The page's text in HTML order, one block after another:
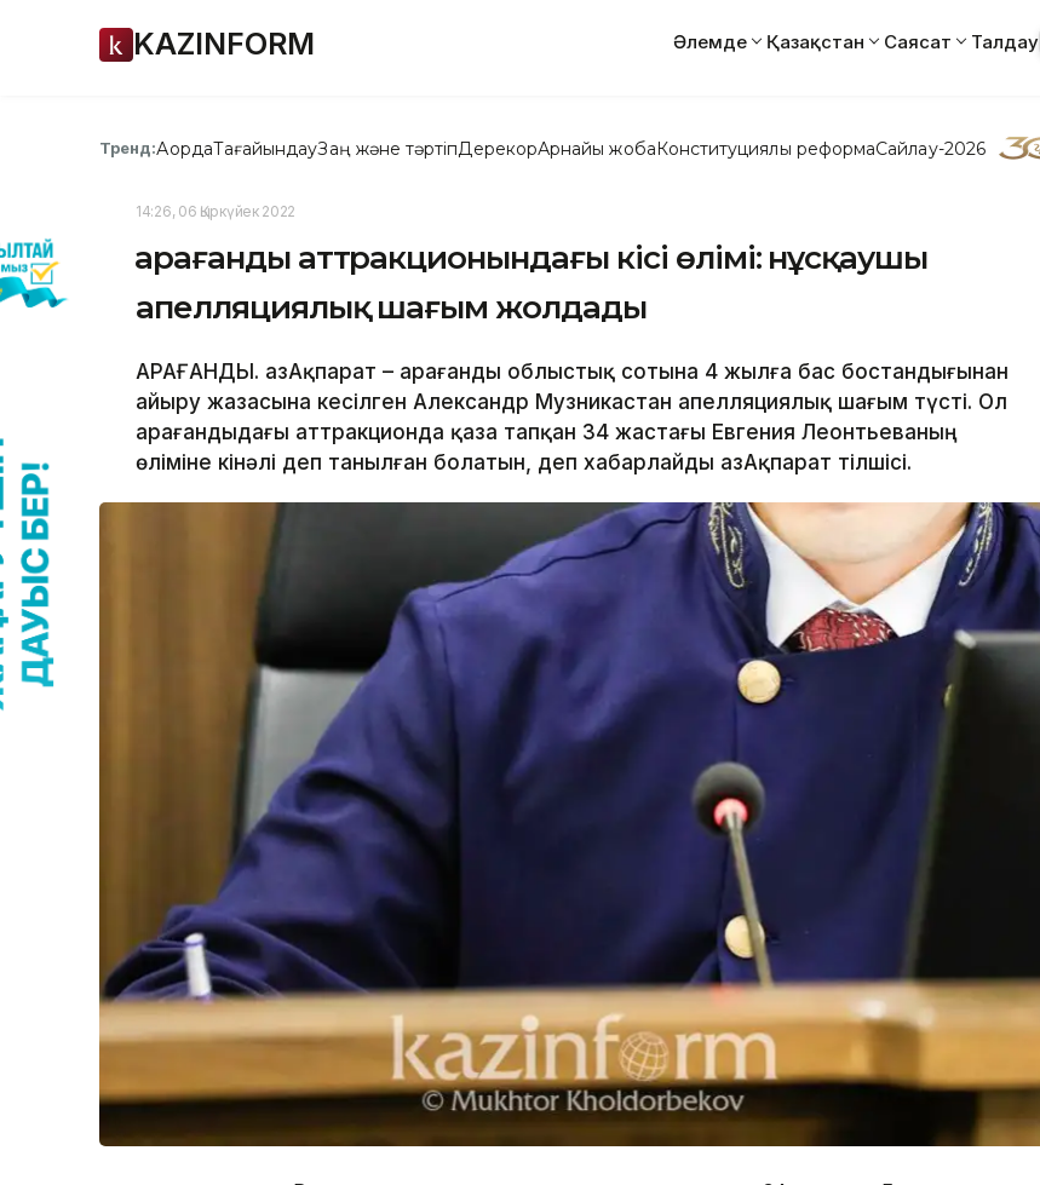
KAZINFORM Әлемде Қазақстан Саясат Талдау
Тренд:АқордаТағайындауЗаң және тәртіпДерекқорАрнайы жобаКонституциялық реформаСайлау-2026
14:26, 06 Қыркүйек 2022
Қарағанды аттракционындағы кісі өлімі: нұсқаушы
апелляциялық шағым жолдады
ҚАРАҒАНДЫ. ҚазАқпарат – Қарағанды облыстық сотына 4 жылға бас бостандығынан
айыру жазасына кесілген Александр Музникастан апелляциялық шағым түсті. Ол
Қарағандыдағы аттракционда қаза тапқан 34 жастағы Евгения Леонтьеваның
өліміне кінәлі деп танылған болатын, деп хабарлайды ҚазАқпарат тілшісі.